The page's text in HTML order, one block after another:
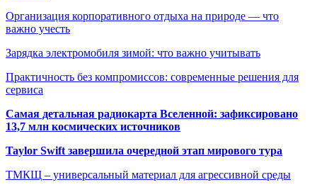
Организация корпоративного отдыха на природе — что
важно учесть
Зарядка электромобиля зимой: что важно учитывать
Практичность без компромиссов: современные решения для
сервиса
Самая детальная радиокарта Вселенной: зафиксировано
13,7 млн космических источников
Taylor Swift завершила очередной этап мирового тура
ТМКЩ – универсальный материал для агрессивной среды